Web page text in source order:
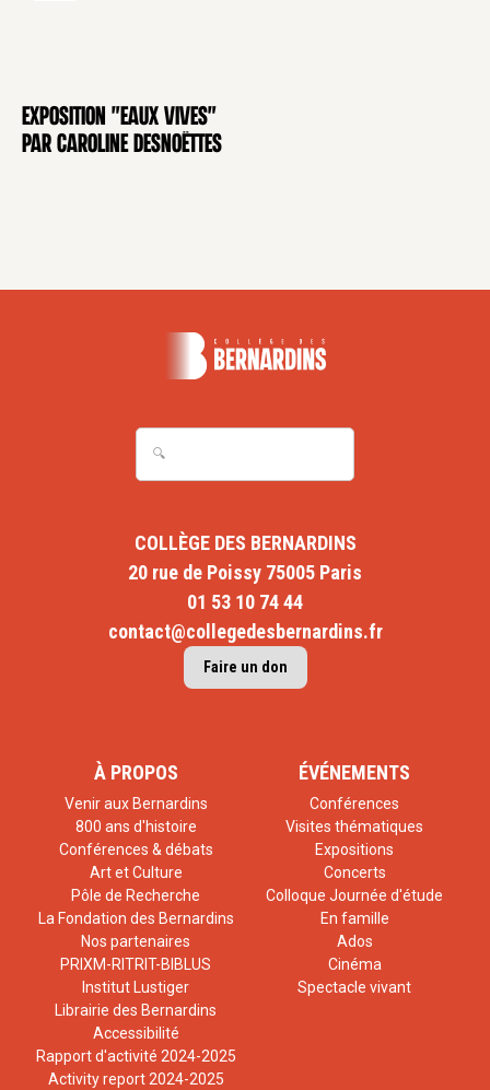
EXPOSITION
Exposition "Eaux Vives"
par Caroline Desnoëttes
COLLÈGE DES BERNARDINS
20 rue de Poissy 75005 Paris
01 53 10 74 44
contact@collegedesbernardins.fr
Faire un don
À PROPOS
Venir aux Bernardins
800 ans d'histoire
Conférences & débats
Art et Culture
Pôle de Recherche
La Fondation des Bernardins
Nos partenaires
PRIXM-RITRIT-BIBLUS
Institut Lustiger
Librairie des Bernardins
Accessibilité
Rapport d'activité 2024-2025
Activity report 2024-2025
ÉVÉNEMENTS
Conférences
Visites thématiques
Expositions
Concerts
Colloque Journée d'étude
En famille
Ados
Cinéma
Spectacle vivant